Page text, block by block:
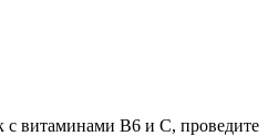
с витаминами B6 и C, проведите